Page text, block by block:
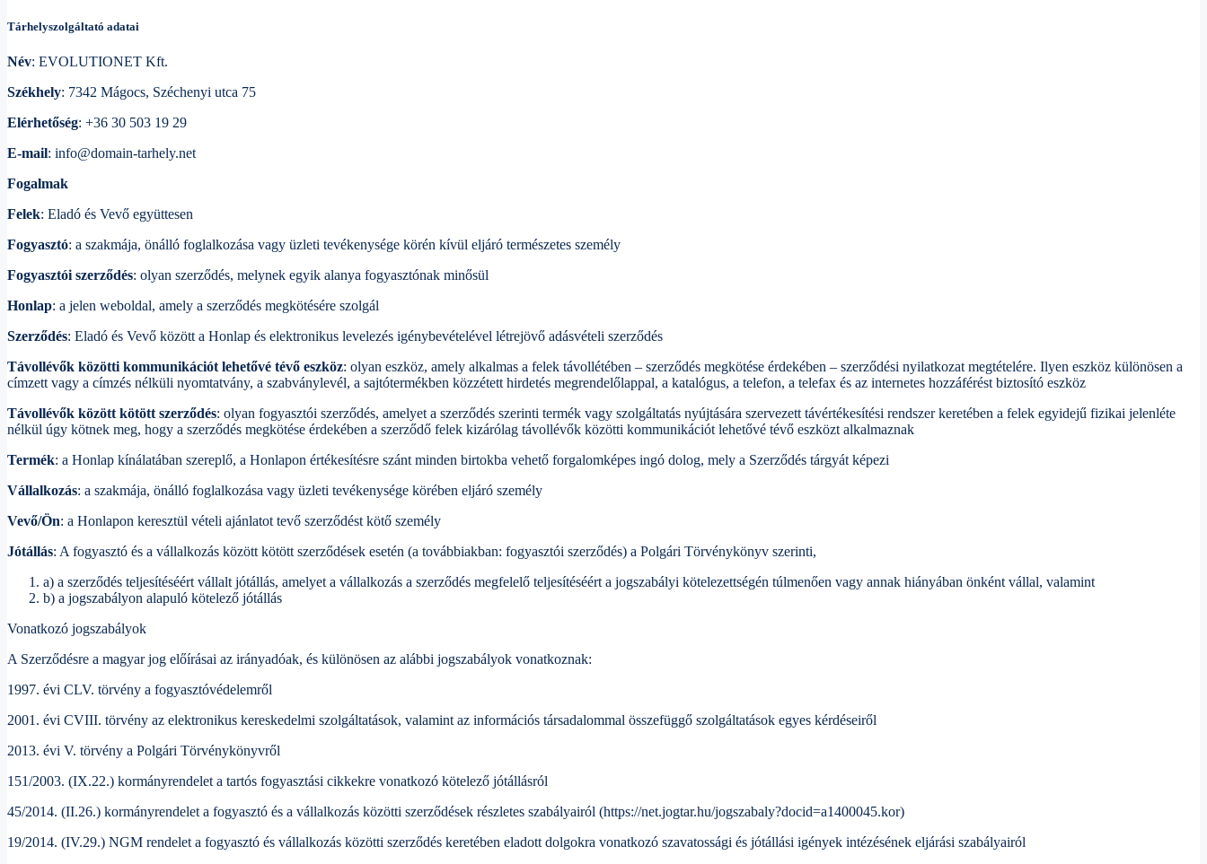
Tárhelyszolgáltató adatai
Név: EVOLUTIONET Kft.
Székhely: 7342 Mágocs, Széchenyi utca 75
Elérhetőség: +36 30 503 19 29
E-mail: info@domain-tarhely.net
Fogalmak
Felek: Eladó és Vevő együttesen
Fogyasztó: a szakmája, önálló foglalkozása vagy üzleti tevékenysége körén kívül eljáró természetes személy
Fogyasztói szerződés: olyan szerződés, melynek egyik alanya fogyasztónak minősül
Honlap: a jelen weboldal, amely a szerződés megkötésére szolgál
Szerződés: Eladó és Vevő között a Honlap és elektronikus levelezés igénybevételével létrejövő adásvételi szerződés
Távollévők közötti kommunikációt lehetővé tévő eszköz: olyan eszköz, amely alkalmas a felek távollétében – szerződés megkötése érdekében – szerződési nyilatkozat megtételére. Ilyen eszköz különösen a
címzett vagy a címzés nélküli nyomtatvány, a szabványlevél, a sajtótermékben közzétett hirdetés megrendelőlappal, a katalógus, a telefon, a telefax és az internetes hozzáférést biztosító eszköz
Távollévők között kötött szerződés: olyan fogyasztói szerződés, amelyet a szerződés szerinti termék vagy szolgáltatás nyújtására szervezett távértékesítési rendszer keretében a felek egyidejű fizikai jelenléte
nélkül úgy kötnek meg, hogy a szerződés megkötése érdekében a szerződő felek kizárólag távollévők közötti kommunikációt lehetővé tévő eszközt alkalmaznak
Termék: a Honlap kínálatában szereplő, a Honlapon értékesítésre szánt minden birtokba vehető forgalomképes ingó dolog, mely a Szerződés tárgyát képezi
Vállalkozás: a szakmája, önálló foglalkozása vagy üzleti tevékenysége körében eljáró személy
Vevő/Ön: a Honlapon keresztül vételi ajánlatot tevő szerződést kötő személy
Jótállás: A fogyasztó és a vállalkozás között kötött szerződések esetén (a továbbiakban: fogyasztói szerződés) a Polgári Törvénykönyv szerinti,
a) a szerződés teljesítéséért vállalt jótállás, amelyet a vállalkozás a szerződés megfelelő teljesítéséért a jogszabályi kötelezettségén túlmenően vagy annak hiányában önként vállal, valamint
b) a jogszabályon alapuló kötelező jótállás
Vonatkozó jogszabályok
A Szerződésre a magyar jog előírásai az irányadóak, és különösen az alábbi jogszabályok vonatkoznak:
1997. évi CLV. törvény a fogyasztóvédelemről
2001. évi CVIII. törvény az elektronikus kereskedelmi szolgáltatások, valamint az információs társadalommal összefüggő szolgáltatások egyes kérdéseiről
2013. évi V. törvény a Polgári Törvénykönyvről
151/2003. (IX.22.) kormányrendelet a tartós fogyasztási cikkekre vonatkozó kötelező jótállásról
45/2014. (II.26.) kormányrendelet a fogyasztó és a vállalkozás közötti szerződések részletes szabályairól (https://net.jogtar.hu/jogszabaly?docid=a1400045.kor)
19/2014. (IV.29.) NGM rendelet a fogyasztó és vállalkozás közötti szerződés keretében eladott dolgokra vonatkozó szavatossági és jótállási igények intézésének eljárási szabályairól